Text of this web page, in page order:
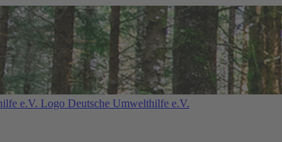
Deutsche Umwelthilfe e.V.